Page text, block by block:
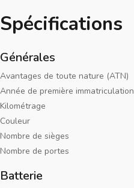
Spécifications
Générales
Avantages de toute nature (ATN)
Année de première immatriculation
Kilométrage
Couleur
Nombre de sièges
Nombre de portes
Batterie